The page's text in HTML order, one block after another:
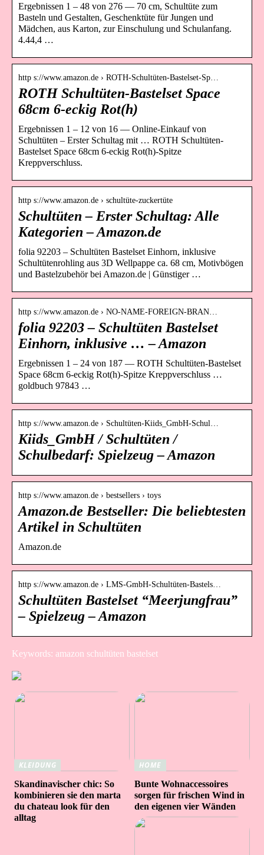
Ergebnissen 1 – 48 von 276 — 70 cm, Schultüte zum
Basteln und Gestalten, Geschenktüte für Jungen und
Mädchen, aus Karton, zur Einschulung und Schulanfang.
4.44,4 …
http s://www.amazon.de › ROTH-Schultüten-Bastelset-Sp…
ROTH Schultüten-Bastelset Space
68cm 6-eckig Rot(h)
Ergebnissen 1 – 12 von 16 — Online-Einkauf von
Schultüten – Erster Schultag mit … ROTH Schultüten-
Bastelset Space 68cm 6-eckig Rot(h)-Spitze
Kreppverschluss.
http s://www.amazon.de › schultüte-zuckertüte
Schultüten – Erster Schultag: Alle
Kategorien – Amazon.de
folia 92203 – Schultüten Bastelset Einhorn, inklusive
Schultütenrohling aus 3D Wellpappe ca. 68 cm, Motivbögen
und Bastelzubehör bei Amazon.de | Günstiger …
http s://www.amazon.de › NO-NAME-FOREIGN-BRAN…
folia 92203 – Schultüten Bastelset
Einhorn, inklusive … – Amazon
Ergebnissen 1 – 24 von 187 — ROTH Schultüten-Bastelset
Space 68cm 6-eckig Rot(h)-Spitze Kreppverschluss …
goldbuch 97843 …
http s://www.amazon.de › Schultüten-Kiids_GmbH-Schul…
Kiids_GmbH / Schultüten /
Schulbedarf: Spielzeug – Amazon
http s://www.amazon.de › bestsellers › toys
Amazon.de Bestseller: Die beliebtesten
Artikel in Schultüten
Amazon.de
http s://www.amazon.de › LMS-GmbH-Schultüten-Bastels…
Schultüten Bastelset “Meerjungfrau”
– Spielzeug – Amazon
Keywords: amazon schultüten bastelset
KLEIDUNG
Skandinavischer chic: So
kombinieren sie den marta
du chateau look für den
alltag
HOME
Bunte Wohnaccessoires
sorgen für frischen Wind in
den eigenen vier Wänden